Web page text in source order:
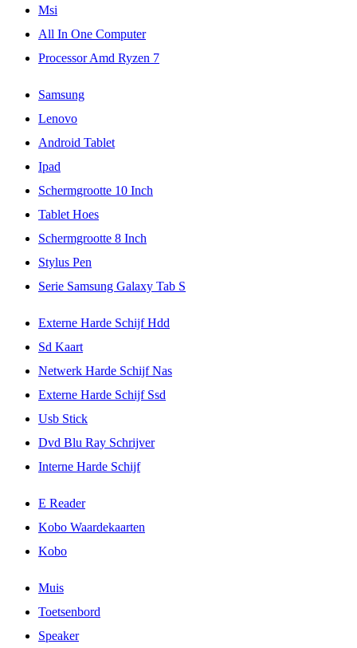
Msi
All In One Computer
Processor Amd Ryzen 7
Samsung
Lenovo
Android Tablet
Ipad
Schermgrootte 10 Inch
Tablet Hoes
Schermgrootte 8 Inch
Stylus Pen
Serie Samsung Galaxy Tab S
Externe Harde Schijf Hdd
Sd Kaart
Netwerk Harde Schijf Nas
Externe Harde Schijf Ssd
Usb Stick
Dvd Blu Ray Schrijver
Interne Harde Schijf
E Reader
Kobo Waardekaarten
Kobo
Muis
Toetsenbord
Speaker